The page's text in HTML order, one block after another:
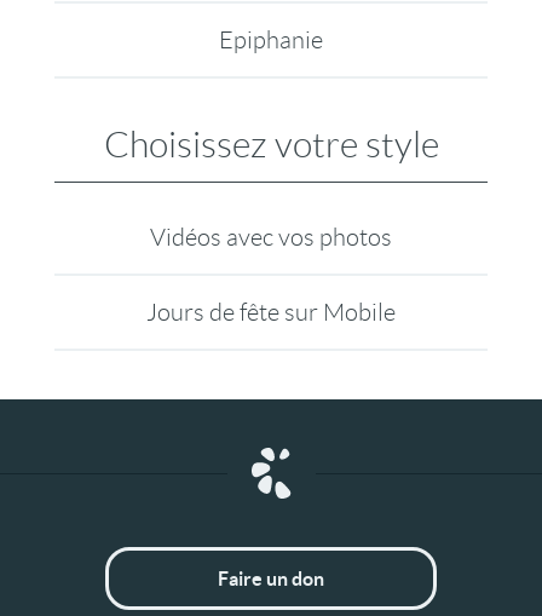
Epiphanie
Choisissez votre style
Vidéos avec vos photos
Jours de fête sur Mobile
Faire un don